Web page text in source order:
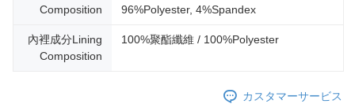
Composition
96%Polyester, 4%Spandex
內裡成分Lining
Composition
100%聚酯纖維 / 100%Polyester
カスタマーサービス